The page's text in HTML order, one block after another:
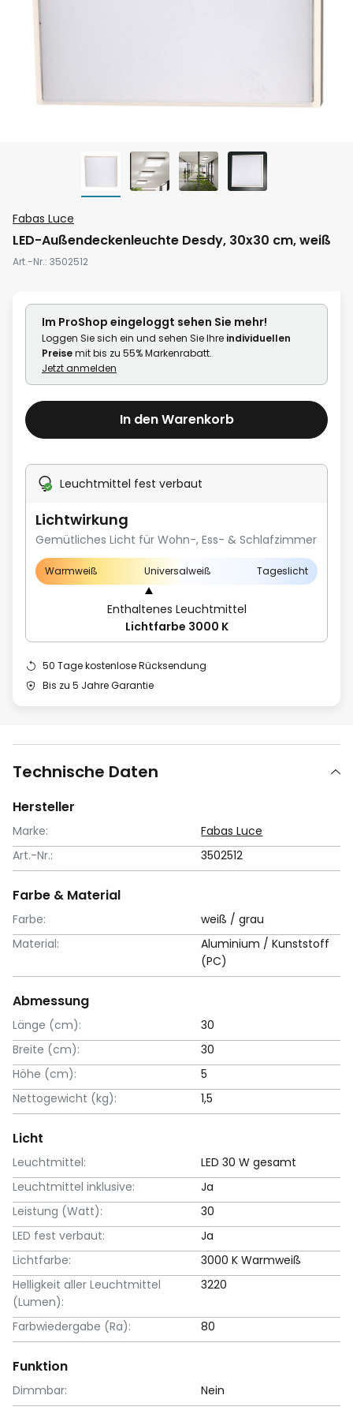
Zum
Anfang
der
Bildgalerie
Fabas Luce
LED-Außendeckenleuchte Desdy, 30x30 cm, weiß
Art.-Nr. 3502512
Im ProShop eingeloggt sehen Sie mehr!
Loggen Sie sich ein und sehen Sie Ihre individuellen
Preisemit bis zu 55% Markenrabatt.
Jetzt anmelden
In den Warenkorb
Leuchtmittel fest verbaut
Lichtwirkung
Gemütliches Licht für Wohn-, Ess- & Schlafzimmer
Warmweiß Universalweiß Tageslicht
Enthaltenes Leuchtmittel
Lichtfarbe 3000 K
50 Tage kostenlose Rücksendung
Bis zu 5 Jahre Garantie
Technische Daten
Hersteller
Marke:
Fabas Luce
Art.-Nr.:
3502512
Farbe & Material
Farbe:
weiß / grau
Material:
Aluminium / Kunststoff
(PC)
Abmessung
Länge (cm):
30
Breite (cm):
30
Höhe (cm):
5
Nettogewicht (kg):
1,5
Licht
Leuchtmittel:
LED 30 W gesamt
Leuchtmittel inklusive:
Ja
Leistung (Watt):
30
LED fest verbaut:
Ja
Lichtfarbe:
3000 K Warmweiß
Helligkeit aller Leuchtmittel
(Lumen):
3220
Farbwiedergabe (Ra): 80
Funktion
Dimmbar: Nein